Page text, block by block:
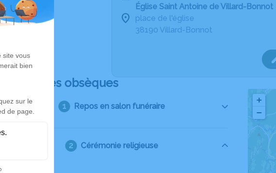
Église Saint Antoine de Villard-Bonnot
place de l'église
38190 Villard-Bonnot
Déroulé des obsèques
Repos en salon funéraire
Cérémonie religieuse
+
−